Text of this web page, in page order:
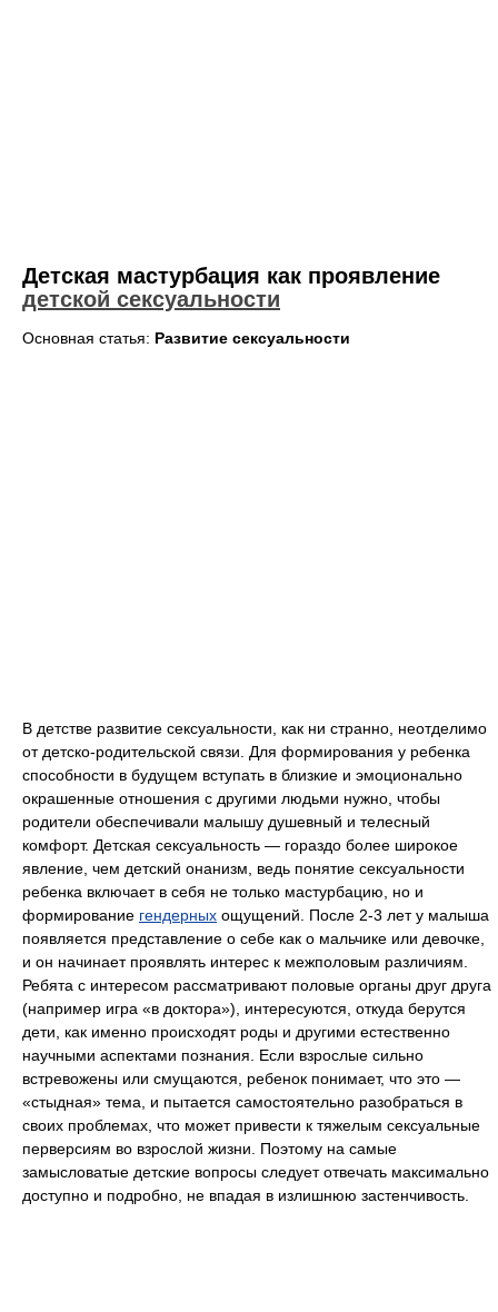
Детская мастурбация как проявление
детской сексуальности
Основная статья: Развитие сексуальности
В детстве развитие сексуальности, как ни странно, неотделимо
от детско-родительской связи. Для формирования у ребенка
способности в будущем вступать в близкие и эмоционально
окрашенные отношения с другими людьми нужно, чтобы
родители обеспечивали малышу душевный и телесный
комфорт. Детская сексуальность — гораздо более широкое
явление, чем детский онанизм, ведь понятие сексуальности
ребенка включает в себя не только мастурбацию, но и
формирование гендерных ощущений. После 2-3 лет у малыша
появляется представление о себе как о мальчике или девочке,
и он начинает проявлять интерес к межполовым различиям.
Ребята с интересом рассматривают половые органы друг друга
(например игра «в доктора»), интересуются, откуда берутся
дети, как именно происходят роды и другими естественно
научными аспектами познания. Если взрослые сильно
встревожены или смущаются, ребенок понимает, что это —
«стыдная» тема, и пытается самостоятельно разобраться в
своих проблемах, что может привести к тяжелым сексуальные
перверсиям во взрослой жизни. Поэтому на самые
замысловатые детские вопросы следует отвечать максимально
доступно и подробно, не впадая в излишнюю застенчивость.